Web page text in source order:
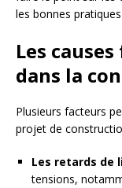
les bonnes
Les
dans la
Plusieurs facteurs
projet de
Les retards de
tensions,